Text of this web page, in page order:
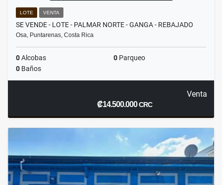
LOTE VENTA
SE VENDE - LOTE - PALMAR NORTE - GANGA - REBAJADO
Osa, Puntarenas, Costa Rica
0Alcobas 0 Parqueo
0 Baños
Venta
₡14.500.000CRC